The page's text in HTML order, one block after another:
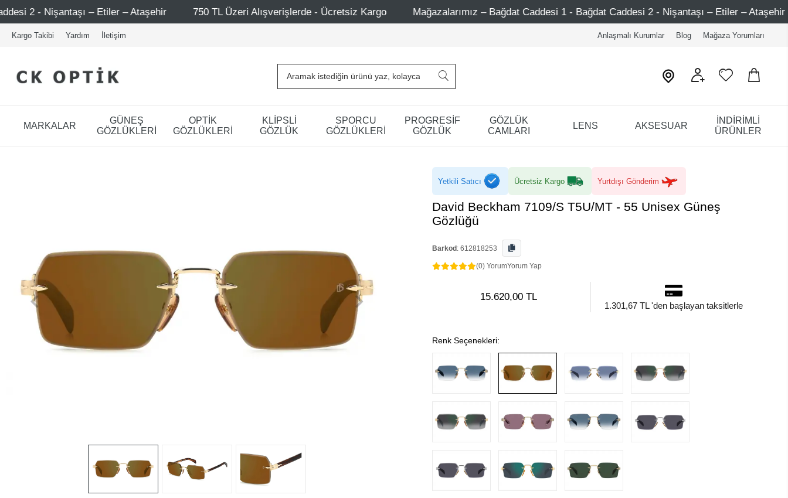
– Ataşehir 750 TL Üzeri Alışverişlerde - Ücretsiz Kargo Mağazalarımız – Bağdat Caddesi 1 - Bağdat Caddesi 2 - Nişantaşı – Etiler – Ataşehir Şimdi Üye ol ! 5000
Kargo Takibi Yardım İletişim Anlaşmalı Kurumlar Blog Mağaza Yorumları
MARKALAR
GÜNEŞ
GÖZLÜKLERİ
OPTİK
GÖZLÜKLERİ
KLİPSLİ
GÖZLÜK
SPORCU
GÖZLÜKLERİ
PROGRESİF
GÖZLÜK
GÖZLÜK
CAMLARI
LENS AKSESUAR
İNDİRİMLİ
ÜRÜNLER
Yetkili Satıcı Ücretsiz Kargo Yurtdışı Gönderim
David Beckham 7109/S T5U/MT - 55 Unisex Güneş
Gözlüğü
Barkod : 612818253
(0) YorumYorum Yap
15.620,00 TL
1.301,67 TL 'den başlayan taksitlerle
Renk Seçenekleri: